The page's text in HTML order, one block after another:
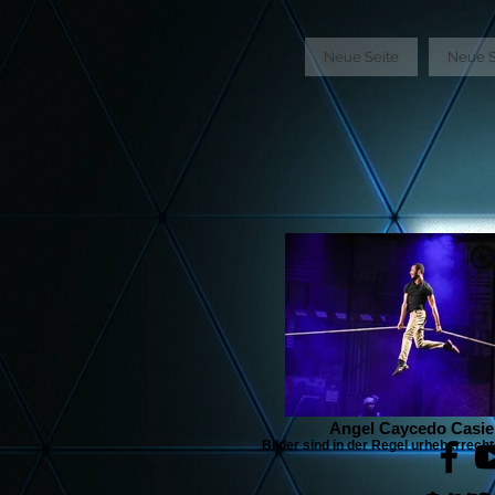
Neue Seite Neue
Angel Caycedo
Bilder sind in der Regel